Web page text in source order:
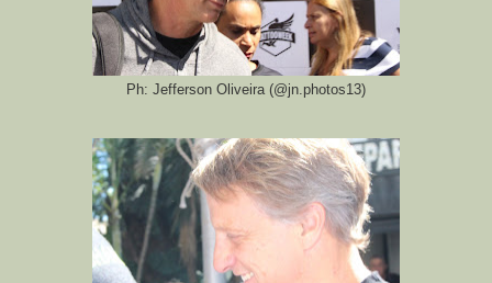
Ph: Jefferson Oliveira (@jn.photos13)